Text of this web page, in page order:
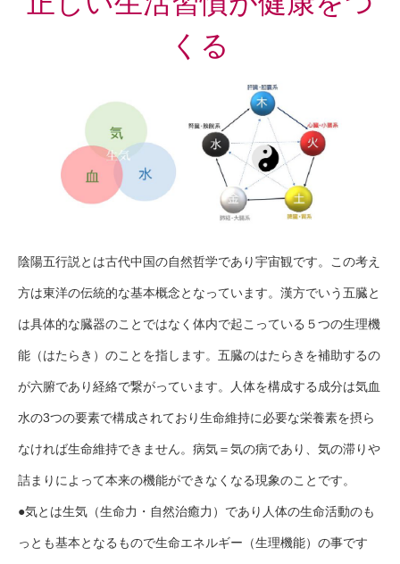
くる
陰陽五行説とは古代中国の自然哲学であり宇宙観です。この考え
方は東洋の伝統的な基本概念となっています。漢方でいう五臓と
は具体的な臓器のことではなく体内で起こっている５つの生理機
能（はたらき）のことを指します。五臓のはたらきを補助するの
が六腑であり経絡で繋がっています。人体を構成する成分は気血
水の3つの要素で構成されており生命維持に必要な栄養素を摂ら
なければ生命維持できません。病気＝気の病であり、気の滞りや
詰まりによって本来の機能ができなくなる現象のことです。
●気とは生気（生命力・自然治癒力）であり人体の生命活動のも
っとも基本となるもので生命エネルギー（生理機能）の事です